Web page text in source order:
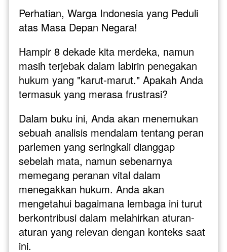
Perhatian, Warga Indonesia yang Peduli
atas Masa Depan Negara!
Hampir 8 dekade kita merdeka, namun
masih terjebak dalam labirin penegakan
hukum yang "karut-marut." Apakah Anda
termasuk yang merasa frustrasi?
Dalam buku ini, Anda akan menemukan
sebuah analisis mendalam tentang peran
parlemen yang seringkali dianggap
sebelah mata, namun sebenarnya
memegang peranan vital dalam
menegakkan hukum. Anda akan
mengetahui bagaimana lembaga ini turut
berkontribusi dalam melahirkan aturan-
aturan yang relevan dengan konteks saat
ini.